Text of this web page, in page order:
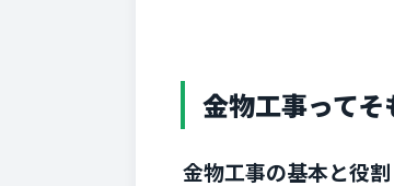
金物工事って
金物工事の基本と役割